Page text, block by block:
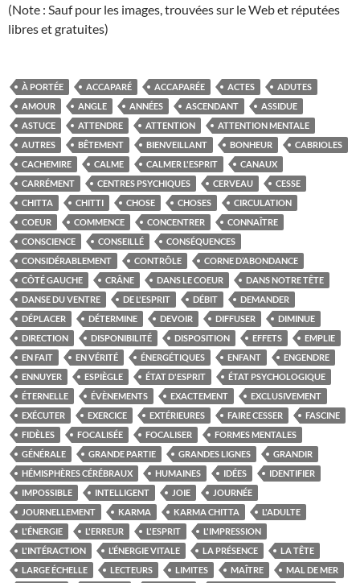
(Note : Sauf pour les images, trouvées sur le Web et réputées
libres et gratuites)
À PORTÉE ACCAPARÉ ACCAPARÉE ACTES
ADUTES
AMOUR
ANGLE ANNÉES ASCENDANT
ASSIDUE
ASTUCE
ATTENDRE ATTENTION
ATTENTION MENTALE
AUTRES
BÊTEMENT BIENVEILLANT BONHEUR
CABRIOLES
CACHEMIRE
CALME CALMER L'ESPRIT
CANAUX
CARRÉMENT
CENTRES PSYCHIQUES CERVEAU
CESSE
CHITTA
CHITTI CHOSE CHOSES
CIRCULATION
COEUR
COMMENCE CONCENTRER
CONNAÎTRE
CONSCIENCE
CONSEILLÉ
CONSÉQUENCES
CONSIDÉRABLEMENT
CONTRÔLE
CORNE D’ABONDANCE
CÔTÉ GAUCHE
CRÂNE DANS LE COEUR
DANS NOTRE TÊTE
DANSE DU VENTRE
DE L'ESPRIT DÉBIT
DEMANDER
DÉPLACER
DÉTERMINE DEVOIR DIFFUSER
DIMINUE
DIRECTION
DISPONIBILITÉ DISPOSITION EFFETS
EMPLIE
EN FAIT
EN VÉRITÉ ÉNERGÉTIQUES ENFANT
ENGENDRE
ENNUYER
ESPIÈGLE ÉTAT D'ESPRIT
ÉTAT PSYCHOLOGIQUE
ÉTERNELLE
ÉVÈNEMENTS EXACTEMENT
EXCLUSIVEMENT
EXÉCUTER
EXERCICE EXTÉRIEURES FAIRE CESSER
FASCINE
FIDÈLES
FOCALISÉE FOCALISER
FORMES MENTALES
GÉNÉRALE
GRANDE PARTIE GRANDES LIGNES
GRANDIR
HÉMISPHÈRES CÉRÉBRAUX
HUMAINES IDÉES
IDENTIFIER
IMPOSSIBLE
INTELLIGENT JOIE
JOURNÉE
JOURNELLEMENT
KARMA KARMA CHITTA
L'ADULTE
L'ÉNERGIE
L'ERREUR L'ESPRIT
L'IMPRESSION
L'INTÉRACTION
L’ÉNERGIE VITALE LA PRÉSENCE
LA TÊTE
LARGE ÉCHELLE
LECTEURS LIMITES MAÎTRE MAL DE MER